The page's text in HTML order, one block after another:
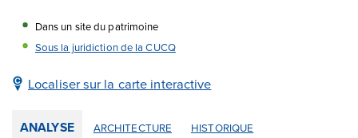
Dans un site du patrimoine
Sous la juridiction de la CUCQ
Localiser sur la carte interactive
ANALYSE ARCHITECTURE HISTORIQUE